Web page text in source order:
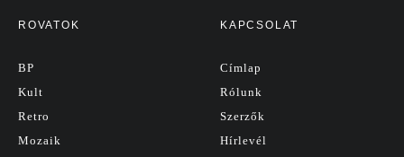
ROVATOK
BP
Kult
Retro
Mozaik
KAPCSOLAT
Címlap
Rólunk
Szerzők
Hírlevél